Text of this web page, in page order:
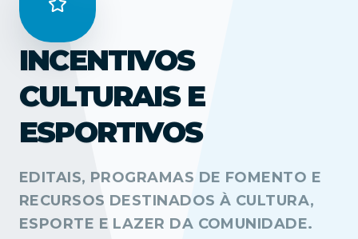
INCENTIVOS
CULTURAIS E
ESPORTIVOS
EDITAIS, PROGRAMAS DE FOMENTO E
RECURSOS DESTINADOS À CULTURA,
ESPORTE E LAZER DA COMUNIDADE.